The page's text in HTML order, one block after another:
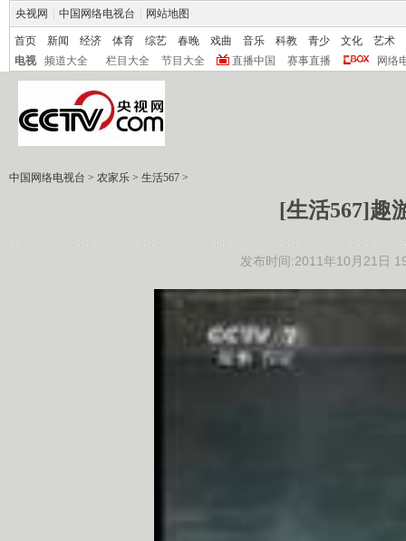
央视网 中国网络电视台 网站地图
首页 新闻 经济 体育 综艺 春晚 戏曲 音乐 科教 青少 文化
艺术
电视
频道大全 栏目大全 节目大全 直播中国 赛事直播 网络
中国网络电视台 > 农家乐 > 生活567 >
[生活567]趣
发布时间:2011年10月21日